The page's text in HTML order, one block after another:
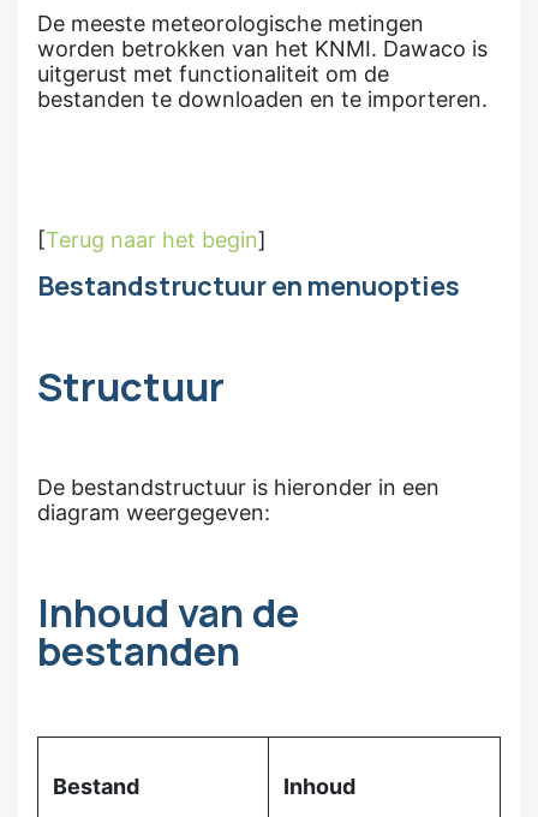
De meeste meteorologische metingen
worden betrokken van het KNMI. Dawaco is
uitgerust met functionaliteit om de
bestanden te downloaden en te importeren.
[Terug naar het begin]
Bestandstructuur en menuopties
Structuur
De bestandstructuur is hieronder in een
diagram weergegeven:
Inhoud van de
bestanden
Bestand Inhoud